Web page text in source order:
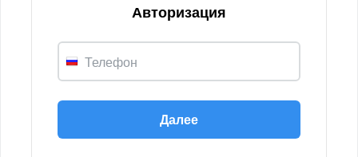
Авторизация
Телефон
Далее